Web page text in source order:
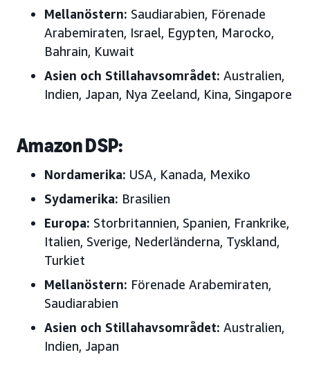
Mellanöstern: Saudiarabien, Förenade
Arabemiraten, Israel, Egypten, Marocko,
Bahrain, Kuwait
Asien och Stillahavsområdet: Australien,
Indien, Japan, Nya Zeeland, Kina, Singapore
Amazon DSP:
Nordamerika: USA, Kanada, Mexiko
Sydamerika: Brasilien
Europa: Storbritannien, Spanien, Frankrike,
Italien, Sverige, Nederländerna, Tyskland,
Turkiet
Mellanöstern: Förenade Arabemiraten,
Saudiarabien
Asien och Stillahavsområdet: Australien,
Indien, Japan